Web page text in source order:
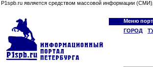
P1spb.ru является средством массовой информации
Меню
ГОРОД